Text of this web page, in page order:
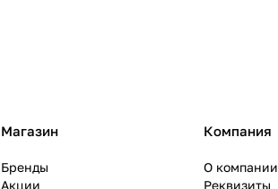
Магазин
Бренды
Акции
Компания
О компании
Реквизиты